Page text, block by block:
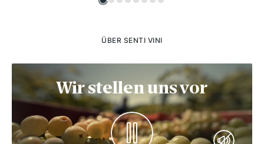
ÜBER SENTI VINI
Wir stellen uns vor